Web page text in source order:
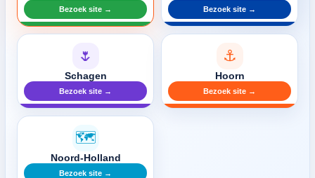
Bezoek site → Bezoek site →
🌷
Schagen
Bezoek site →
⚓
Hoorn
Bezoek site →
🗺️
Noord-Holland
Bezoek site →